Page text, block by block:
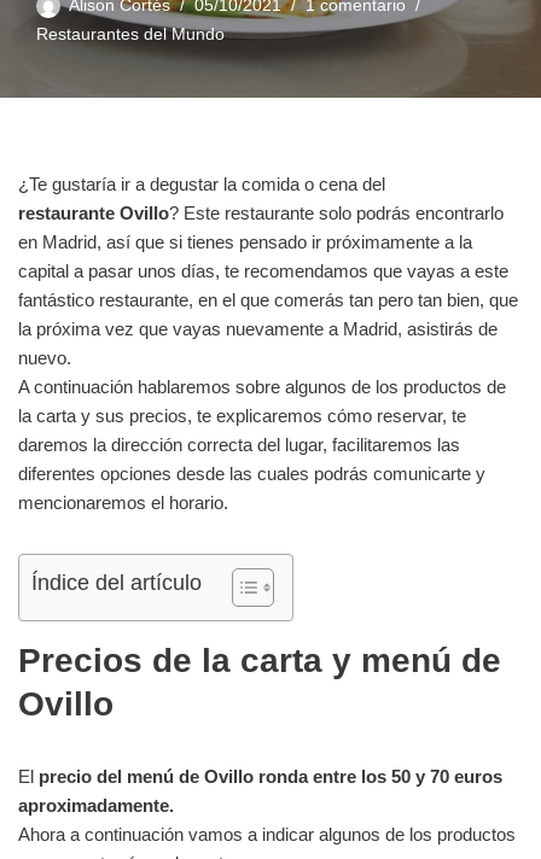
Alison Cortés 05/10/2021
1 comentario
Restaurantes del Mundo
¿Te gustaría ir a degustar la comida o cena del
restaurante Ovillo? Este restaurante solo podrás encontrarlo
en Madrid, así que si tienes pensado ir próximamente a la
capital a pasar unos días, te recomendamos que vayas a este
fantástico restaurante, en el que comerás tan pero tan bien, que
la próxima vez que vayas nuevamente a Madrid, asistirás de
nuevo.
A continuación hablaremos sobre algunos de los productos de
la carta y sus precios, te explicaremos cómo reservar, te
daremos la dirección correcta del lugar, facilitaremos las
diferentes opciones desde las cuales podrás comunicarte y
mencionaremos el horario.
Índice del artículo
Precios de la carta y menú de
Ovillo
El precio del menú de Ovillo ronda entre los 50 y 70 euros
aproximadamente.
Ahora a continuación vamos a indicar algunos de los productos